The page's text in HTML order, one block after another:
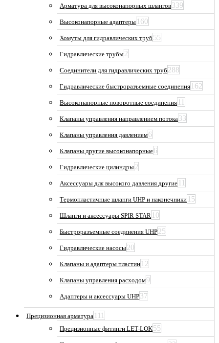
Арматура для высоконапорных шлангов339
Высоконапорные адаптеры 160
Хомуты для гидравлических труб 55
Гидравлические трубы2
Соединители для гидравлических труб 288
Гидравлические быстроразъемные соединения 162
Высоконапорные поворотные соединения 11
Клапаны управления направлением потока 33
Клапаны управления давлением6
Клапаны другие высоконапорные6
Гидравлические цилиндры2
Аксессуары для высокого давления другие 11
Термопластичные шланги UHP и наконечники 15
Шланги и аксессуары SPIR STAR 10
Быстроразъемные соединения UHP25
Гидравлические насосы20
Клапаны и адаптеры пластин 12
Клапаны управления расходом9
Адаптеры и аксессуары UHP37
Прецизионная арматура 111
Прецизионные фитинги LET-LOK55